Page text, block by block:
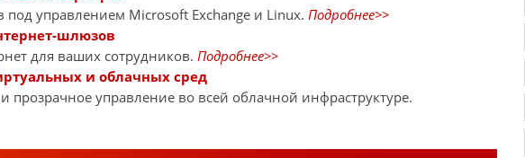
управлением Microsoft Exchange и Linux. Подробнее>>
шлюзов
для ваших сотрудников. Подробнее>>
и облачных сред
прозрачное управление во всей облачной инфраструктуре.